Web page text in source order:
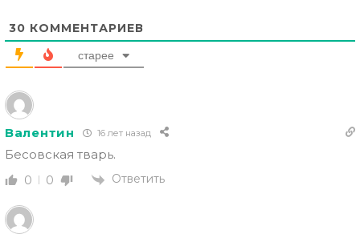
30 КОММЕНТАРИЕВ
старее
Валентин 16 лет назад
Бесовская тварь.
0 0 Ответить